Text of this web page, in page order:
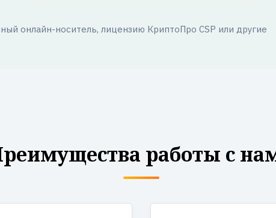
онлайн-носитель, лицензию КриптоПро CSP или другие
работы с